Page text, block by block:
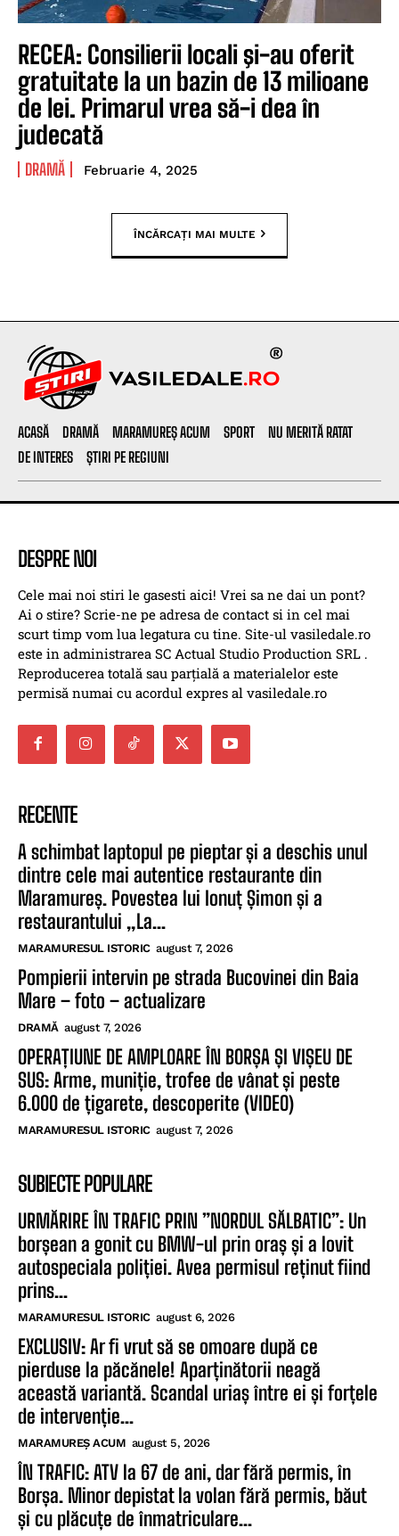
RECEA: Consilierii locali şi-au oferit
gratuitate la un bazin de 13 milioane
de lei. Primarul vrea să-i dea în
judecată
DRAMĂ Februarie 4, 2025
ÎNCĂRCAȚI MAI MULTE
ACASĂ DRAMĂ MARAMUREȘ ACUM SPORT
NU MERITĂ RATAT
DE INTERES
ȘTIRI PE REGIUNI
DESPRE NOI
Cele mai noi stiri le gasesti aici! Vrei sa ne dai un pont?
Ai o stire? Scrie-ne pe adresa de contact si in cel mai
scurt timp vom lua legatura cu tine. Site-ul vasiledale.ro
este in administrarea SC Actual Studio Production SRL .
Reproducerea totală sau parțială a materialelor este
permisă numai cu acordul expres al vasiledale.ro
RECENTE
A schimbat laptopul pe pieptar și a deschis unul
dintre cele mai autentice restaurante din
Maramureș. Povestea lui Ionuț Șimon și a
restaurantului „La...
MARAMURESUL ISTORIC august 7, 2026
Pompierii intervin pe strada Bucovinei din Baia
Mare – foto – actualizare
DRAMĂ august 7, 2026
OPERAȚIUNE DE AMPLOARE ÎN BORȘA ȘI VIȘEU DE
SUS: Arme, muniție, trofee de vânat și peste
6.000 de țigarete, descoperite (VIDEO)
MARAMURESUL ISTORIC august 7, 2026
SUBIECTE POPULARE
URMĂRIRE ÎN TRAFIC PRIN ”NORDUL SĂLBATIC”: Un
borșean a gonit cu BMW-ul prin oraș și a lovit
autospeciala poliției. Avea permisul reținut fiind
prins...
MARAMURESUL ISTORIC august 6, 2026
EXCLUSIV: Ar fi vrut să se omoare după ce
pierduse la păcănele! Aparținătorii neagă
această variantă. Scandal uriaș între ei și forțele
de intervenție...
MARAMUREȘ ACUM august 5, 2026
ÎN TRAFIC: ATV la 67 de ani, dar fără permis, în
Borșa. Minor depistat la volan fără permis, băut
și cu plăcuțe de înmatriculare...